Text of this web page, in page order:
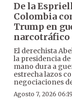
De la
Colombia
Trump en
narcotráfico
El derechista
la presidencia
mano dura a
estrecha lazos
negociaciones
Agosto 7, 2026